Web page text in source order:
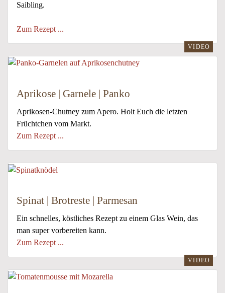
Saibling.
Zum Rezept ...
VIDEO
Aprikose | Garnele | Panko
Aprikosen-Chutney zum Apero. Holt Euch die letzten
Früchtchen vom Markt.
Zum Rezept ...
Spinat | Brotreste | Parmesan
Ein schnelles, köstliches Rezept zu einem Glas Wein, das
man super vorbereiten kann.
Zum Rezept ...
VIDEO